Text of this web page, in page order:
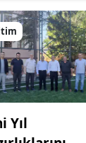
Yıl